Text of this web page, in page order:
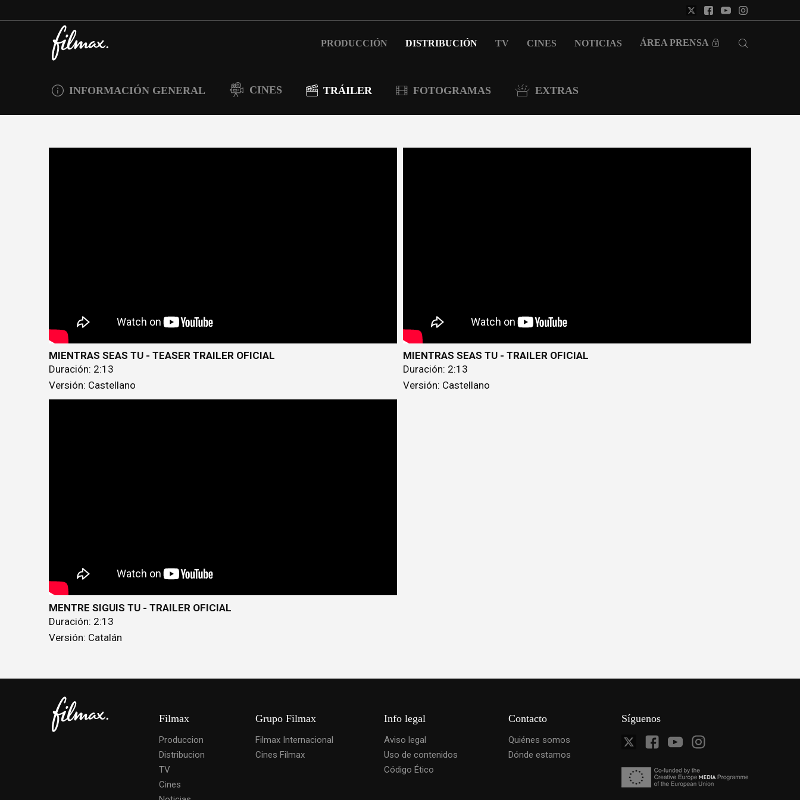
PRODUCCIÓN DISTRIBUCIÓN TV CINES NOTICIAS ÁREA PRENSA
INFORMACIÓN GENERAL CINES TRÁILER FOTOGRAMAS EXTRAS
MIENTRAS SEAS TU - TEASER TRAILER OFICIAL
Duración: 2:13
Versión: Castellano
MIENTRAS SEAS TU - TRAILER OFICIAL
Duración: 2:13
Versión: Castellano
MENTRE SIGUIS TU - TRAILER OFICIAL
Duración: 2:13
Versión: Catalán
Filmax
Produccion
Distribucion
TV
Cines
Grupo Filmax
Filmax Internacional
Cines Filmax
Info legal
Aviso legal
Uso de contenidos
Código Ético
Contacto
Quiénes somos
Dónde estamos
Síguenos